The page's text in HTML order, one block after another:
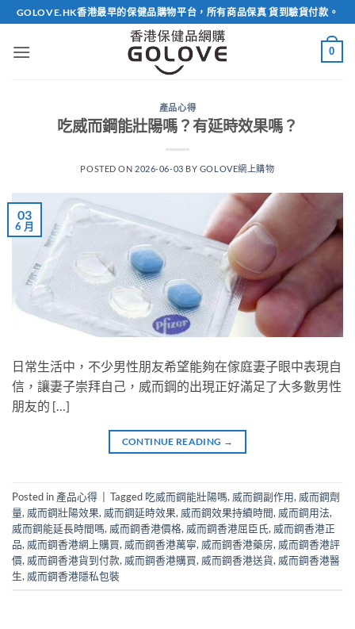
Skip
to
content
GOLOVE.HK香港最早的保健品購物平台，所有商品保真 貨到驗貨付款。
0
產品心得
吃威而鋼能壯陽嗎？有延時效果嗎？
POSTED ON 2026-06-03 BY GOLOVE網上購物
03
6 月
日常生活中，不少男性朋友希望能夠在傢庭妻子眼中表現自
信，讓妻子崇拜自己，威而鋼的出現正好滿足了大多數男性
朋友的 […]
CONTINUE READING →
Posted in 產品心得 | Tagged 吃威而鋼能壯陽嗎, 威而鋼副作用, 威而鋼劑
量, 威而鋼壯陽效果, 威而鋼延時效果, 威而鋼效果持續時間, 威而鋼用法,
威而鋼能延長時間嗎, 威而鋼香港價格, 威而鋼香港屈臣氏, 威而鋼香港正
品, 威而鋼香港網上購買, 威而鋼香港萬寧, 威而鋼香港藥房, 威而鋼香港評
價, 威而鋼香港貨到付款, 威而鋼香港購買, 威而鋼香港送貨, 威而鋼香港醫
生, 威而鋼香港隱私包裝